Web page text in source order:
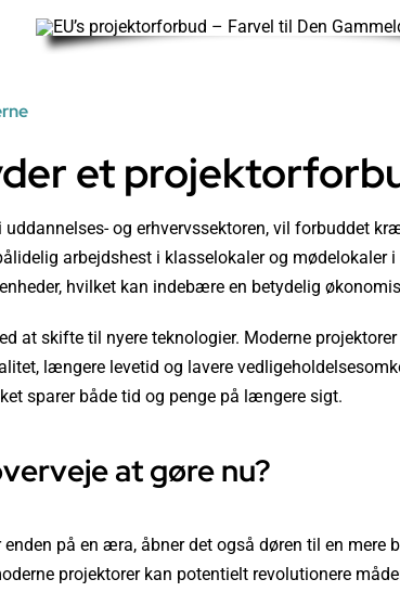
et
uddannelses- og erhvervssektoren, vil forbuddet
arbejdshest i klasselokaler og mødelokaler
hvilket kan indebære en betydelig
at skifte til nyere teknologier. Moderne
længere levetid og lavere
sparer både tid og penge på længere sigt.
at gøre nu?
på en æra, åbner det også døren til en
projektorer kan potentielt revolutionere